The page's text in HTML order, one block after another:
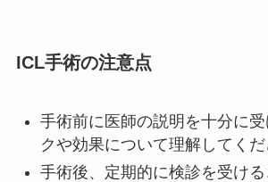
ICL手術の注意点
手術前に医師の説明を十分に
クや効果について理解してくだ
手術後、定期的に検診を受け